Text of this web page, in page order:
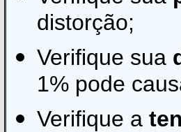
distorção;
Verifique sua
1% pode
Verifique a